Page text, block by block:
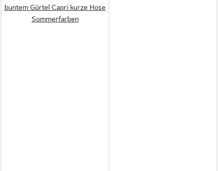
buntem Gürtel Capri kurze Hose
Sommerfarben